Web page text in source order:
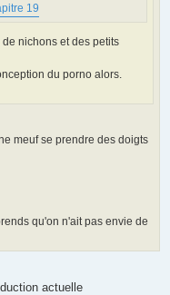
19
nichons et des petits
du porno alors.
meuf se prendre des doigts
qu'on n'ait pas envie de
actuelle